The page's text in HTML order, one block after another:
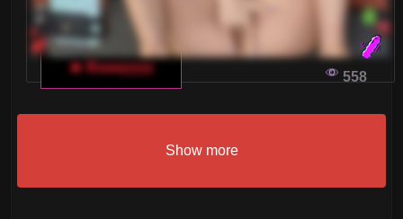
🔥 Baaayyyy
558
Show more